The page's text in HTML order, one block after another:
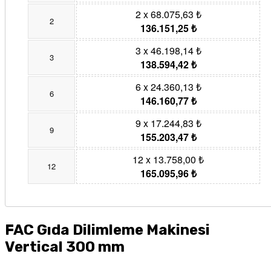
2
2 x 68.075,63 ₺
136.151,25 ₺
3
3 x 46.198,14 ₺
138.594,42 ₺
6
6 x 24.360,13 ₺
146.160,77 ₺
9
9 x 17.244,83 ₺
155.203,47 ₺
12
12 x 13.758,00 ₺
165.095,96 ₺
FAC Gıda Dilimleme Makinesi
Vertical 300 mm